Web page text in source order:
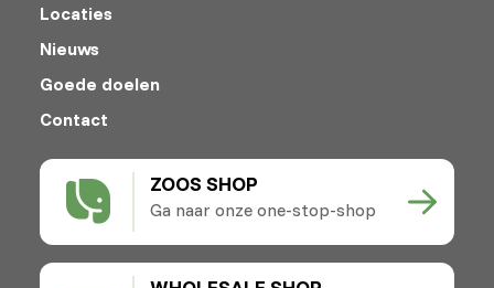
ZOOS SHOP
Ga naar onze one-stop-shop
Locaties
Nieuws
Goede doelen
Contact